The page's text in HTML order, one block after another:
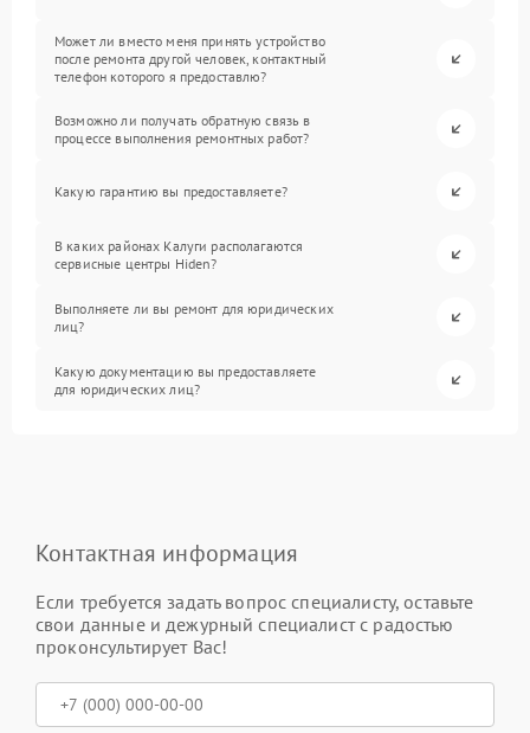
Может ли вместо меня принять устройство
после ремонта другой человек, контактный
телефон которого я предоставлю?
Возможно ли получать обратную связь в
процессе выполнения ремонтных работ?
Какую гарантию вы предоставляете?
В каких районах Калуги располагаются
сервисные центры Hiden?
Выполняете ли вы ремонт для юридических
лиц?
Какую документацию вы предоставляете
для юридических лиц?
Контактная информация
Если требуется задать вопрос специалисту, оставьте
свои данные и дежурный специалист с радостью
проконсультирует Вас!